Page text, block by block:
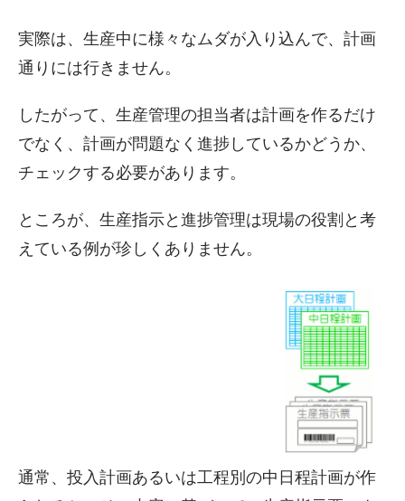
実際は、生産中に様々なムダが入り込んで、計画
通りには行きません。
したがって、生産管理の担当者は計画を作るだけ
でなく、計画が問題なく進捗しているかどうか、
チェックする必要があります。
ところが、生産指示と進捗管理は現場の役割と考
えている例が珍しくありません。
通常、投入計画あるいは工程別の中日程計画が作